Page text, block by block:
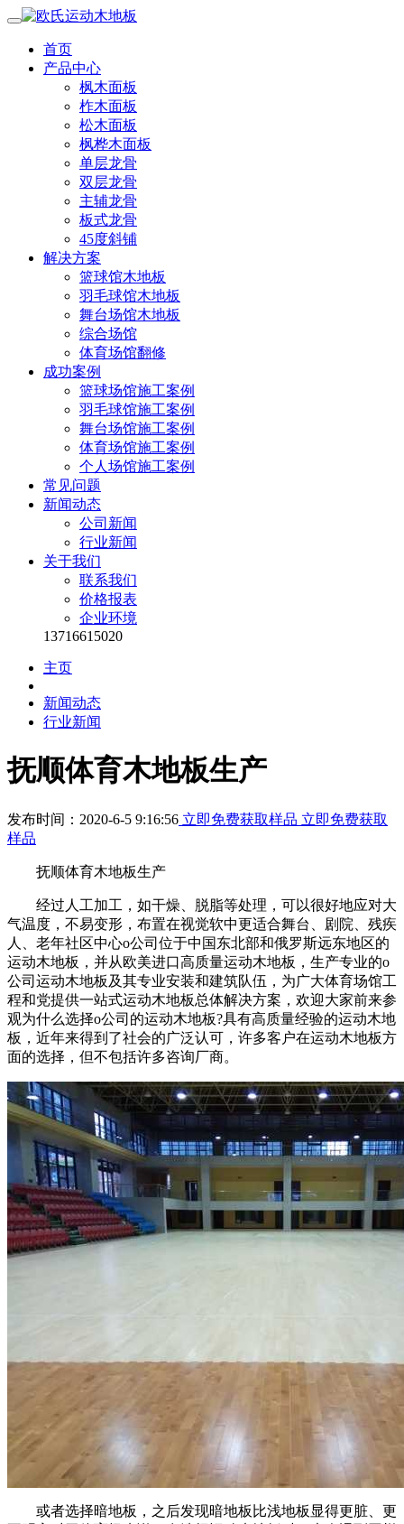
首页
产品中心
枫木面板
柞木面板
松木面板
枫桦木面板
单层龙骨
双层龙骨
主辅龙骨
板式龙骨
45度斜铺
解决方案
篮球馆木地板
羽毛球馆木地板
舞台场馆木地板
综合场馆
体育场馆翻修
成功案例
篮球场馆施工案例
羽毛球馆施工案例
舞台场馆施工案例
体育场馆施工案例
个人场馆施工案例
常见问题
新闻动态
公司新闻
行业新闻
关于我们
联系我们
价格报表
企业环境
13716615020
主页
新闻动态
行业新闻
抚顺体育木地板生产
发布时间：2020-6-5 9:16:56 立即免费获取样品 立即免费获取
样品
抚顺体育木地板生产
经过人工加工，如干燥、脱脂等处理，可以很好地应对大
气温度，不易变形，布置在视觉软中更适合舞台、剧院、残疾
人、老年社区中心o公司位于中国东北部和俄罗斯远东地区的
运动木地板，并从欧美进口高质量运动木地板，生产专业的o
公司运动木地板及其专业安装和建筑队伍，为广大体育场馆工
程和党提供一站式运动木地板总体解决方案，欢迎大家前来参
观为什么选择o公司的运动木地板?具有高质量经验的运动木地
板，近年来得到了社会的广泛认可，许多客户在运动木地板方
面的选择，但不包括许多咨询厂商。
或者选择暗地板，之后发现暗地板比浅地板显得更脏、更